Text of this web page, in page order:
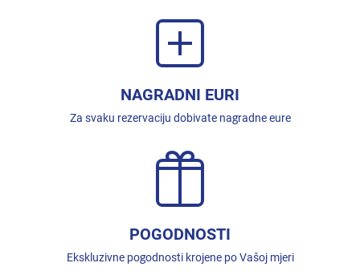
NAGRADNI EURI
Za svaku rezervaciju dobivate nagradne eure
POGODNOSTI
Ekskluzivne pogodnosti krojene po Vašoj mjeri